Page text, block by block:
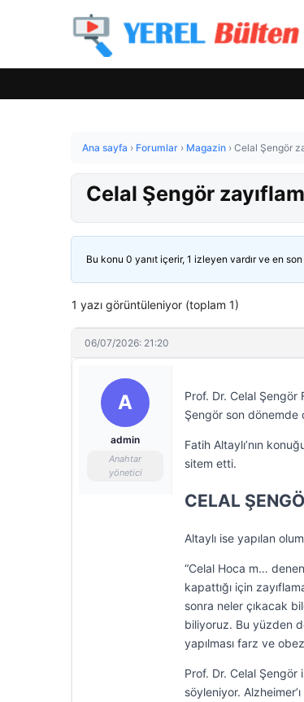
Ana sayfa › Forumlar › Magazin › Celal Şengör
Celal Şengör
Bu konu 0 yanıt içerir, 1 izleyen vardır ve en son
1 yazı görüntüleniyor (toplam 1)
06/07/2026: 21:20
A
admin
Anahtar
yönetici
Prof. Dr. Celal
Şengör son dönemde
Fatih Altaylı’nın
sitem etti.
CELAL
Altaylı ise yapılan
“Celal Hoca m…
kapattığı için
sonra neler çıkacak
biliyoruz. Bu yüzden
yapılması farz ve
Prof. Dr. Celal
söyleniyor.